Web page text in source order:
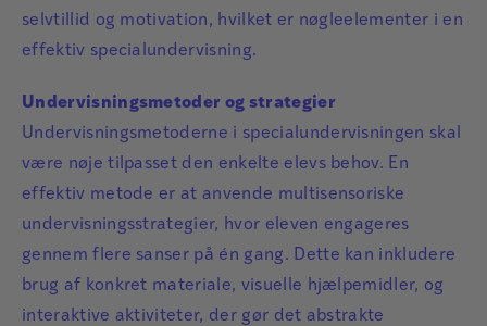
selvtillid og motivation, hvilket er nøgleelementer i en
effektiv specialundervisning.
Undervisningsmetoder og strategier
Undervisningsmetoderne i specialundervisningen skal
være nøje tilpasset den enkelte elevs behov. En
effektiv metode er at anvende multisensoriske
undervisningsstrategier, hvor eleven engageres
gennem flere sanser på én gang. Dette kan inkludere
brug af konkret materiale, visuelle hjælpemidler, og
interaktive aktiviteter, der gør det abstrakte